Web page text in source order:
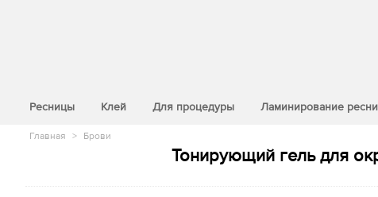
Ресницы Клей Для процедуры Ламинирование
Главная > Брови
Тонирующий гель для